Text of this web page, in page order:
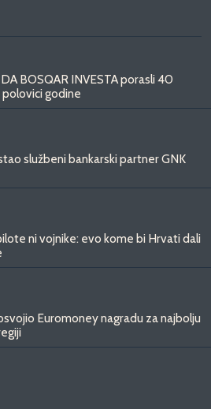
BOSQAR INVESTA porasli 40
godine
službeni bankarski partner GNK
ni vojnike: evo kome bi Hrvati dali
Euromoney nagradu za najbolju